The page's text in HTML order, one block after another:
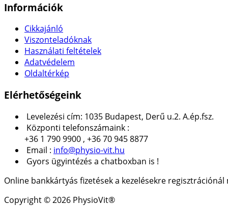
Információk
Cikkajánló
Viszonteladóknak
Használati feltételek
Adatvédelem
Oldaltérkép
Elérhetőségeink
Levelezési cím: 1035 Budapest, Derű u.2. A.ép.fsz.
Központi telefonszámaink :
+36 1 790 9900 , +36 70 945 8877
Email : info@physio-vit.hu
Gyors ügyintézés a chatboxban is !
Online bankkártyás fizetések a kezelésekre
Copyright © 2026 PhysioVit®